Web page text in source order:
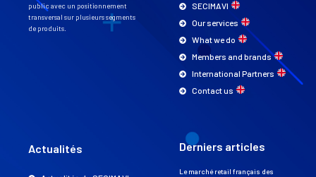
public avec un positionnement
transversal sur plusieurs segments
de produits.
SECIMAVI
Our services
What we do
Members and brands
International Partners
Contact us
Actualités Derniers articles
Le marché retail français des